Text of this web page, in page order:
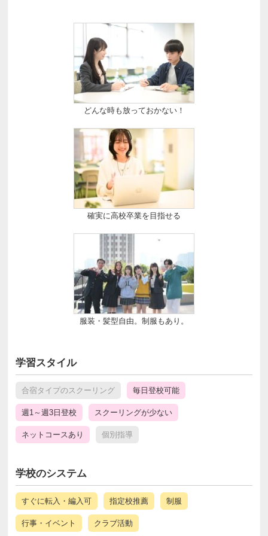
どんな時も放っておかない！
確実に高校卒業を目指せる
服装・髪型自由。制服もあり。
学習スタイル
合宿タイプのスクーリング 毎日登校可能
週1～週3日登校 スクーリングが少ない
ネットコースあり 個別指導
学校のシステム
すぐに転入・編入可 指定校推薦 制服
行事・イベント クラブ活動